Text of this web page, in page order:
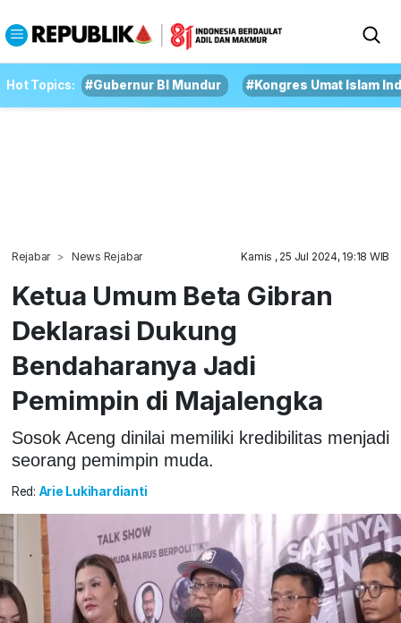
Hot Topics: #Gubernur BI Mundur #Kongres Umat Islam
Rejabar News Rejabar Kamis , 25 Jul 2024, 19:18 WIB
Ketua Umum Beta Gibran
Deklarasi Dukung
Bendaharanya Jadi
Pemimpin di Majalengka
Sosok Aceng dinilai memiliki kredibilitas menjadi
seorang pemimpin muda.
Red: Arie Lukihardianti